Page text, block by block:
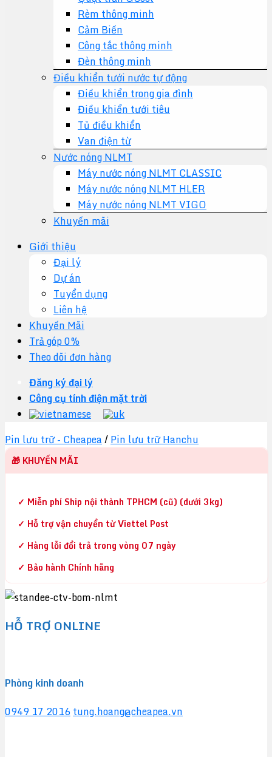
Rèm thông minh
Cảm Biến
Công tắc thông minh
Đèn thông minh
Điều khiển tưới nước tự động
Điều khiển trong gia đình
Điều khiển tưới tiêu
Tủ điều khiển
Van điện từ
Nước nóng NLMT
Máy nước nóng NLMT CLASSIC
Máy nước nóng NLMT HLER
Máy nước nóng NLMT VIGO
Khuyến mãi
Giới thiệu
Đại lý
Dự án
Tuyển dụng
Liên hệ
Khuyến Mãi
Trả góp 0%
Theo dõi đơn hàng
Đăng ký đại lý
Công cụ tính điện mặt trời
Pin lưu trữ - Cheapea/Pin lưu trữ Hanchu
🎁 KHUYẾN MÃI
✓ Miễn phí Ship nội thành TPHCM (cũ) (dưới 3kg)
✓ Hỗ trợ vận chuyển từ Viettel Post
✓ Hàng lỗi đổi trả trong vòng 07 ngày
✓ Bảo hành Chính hãng
HỖ TRỢ ONLINE
Phòng kinh doanh
0949 17 2016tung.hoang@cheapea.vn